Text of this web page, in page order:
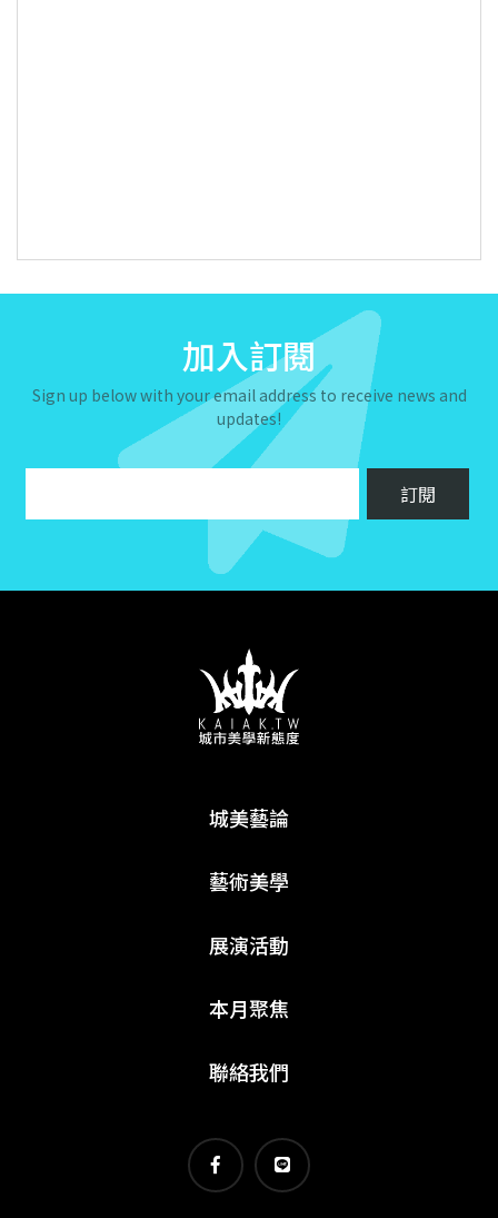
加入訂閱
Sign up below with your email address to receive news and
updates!
城美藝論
藝術美學
展演活動
本月聚焦
聯絡我們